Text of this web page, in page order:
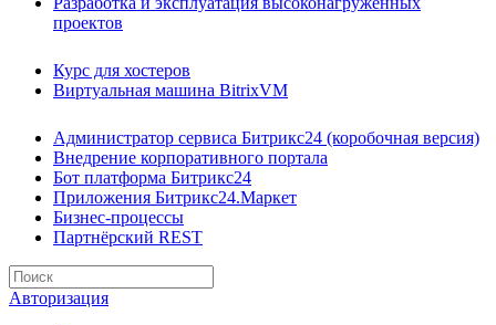
проектов
Курс для хостеров
Виртуальная машина BitrixVM
Администратор сервиса Битрикс24 (коробочная версия)
Внедрение корпоративного портала
Бот платформа Битрикс24
Приложения Битрикс24.Маркет
Бизнес-процессы
Партнёрский REST
Авторизация